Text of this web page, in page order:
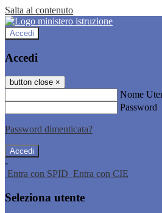
Salta al contenuto
Accedi
Accedi
button close ×
Nome
Password
Password dimenticata?
-
Entra con SPID Entra con CIE
Seleziona utente